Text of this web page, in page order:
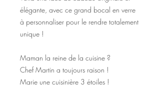
élégante, avec ce grand bocal en verre
à personnaliser pour le rendre totalement
unique !
Maman la reine de la cuisine ?
Chef Martin a toujours raison !
Marie une cuisinière 3 étoiles !